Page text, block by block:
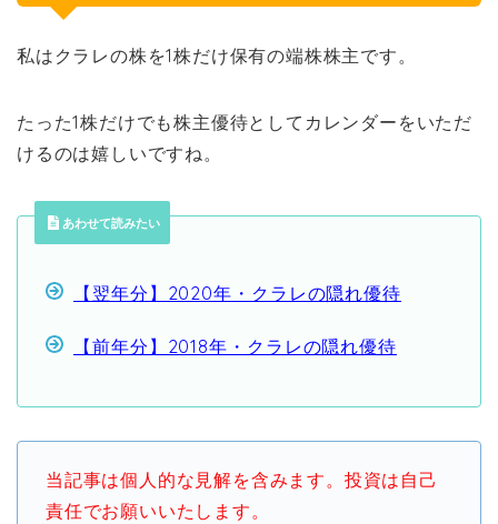
私はクラレの株を1株だけ保有の端株株主です。
たった1株だけでも株主優待としてカレンダーをいただ
けるのは嬉しいですね。
あわせて読みたい
【翌年分】2020年・クラレの隠れ優待
【前年分】2018年・クラレの隠れ優待
当記事は個人的な見解を含みます。投資は自己
責任でお願いいたします。